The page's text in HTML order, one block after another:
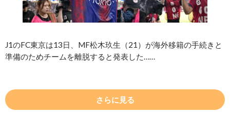
J1のFC東京は13日、MF松木玖生（21）が海外移籍の手続きと
準備のためチームを離脱すると発表した……
さらに見る